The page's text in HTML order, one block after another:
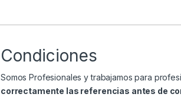
Condiciones
Somos Profesionales y trabajamos para
correctamente las referencias antes de